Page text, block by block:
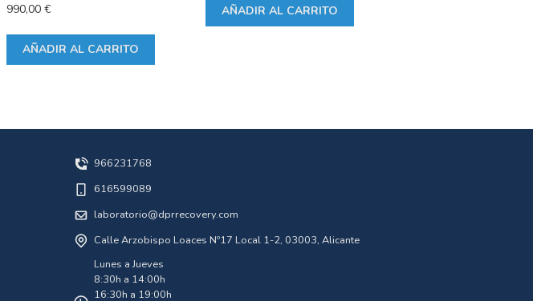
990,00€
AÑADIR AL CARRITO
AÑADIR AL CARRITO
966231768
616599089
laboratorio@dprrecovery.com
Calle Arzobispo Loaces Nº17 Local 1-2, 03003, Alicante
Lunes a Jueves
8:30h a 14:00h
16:30h a 19:00h